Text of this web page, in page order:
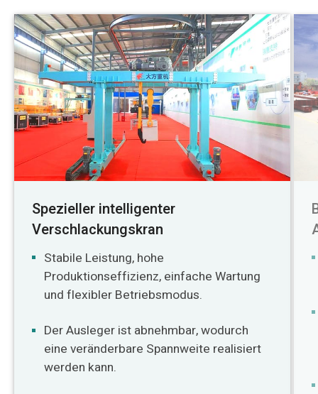
Spezieller intelligenter
Verschlackungskran
Stabile Leistung, hohe
Produktionseffizienz, einfache Wartung
und flexibler Betriebsmodus.
Der Ausleger ist abnehmbar, wodurch
eine veränderbare Spannweite realisiert
werden kann.